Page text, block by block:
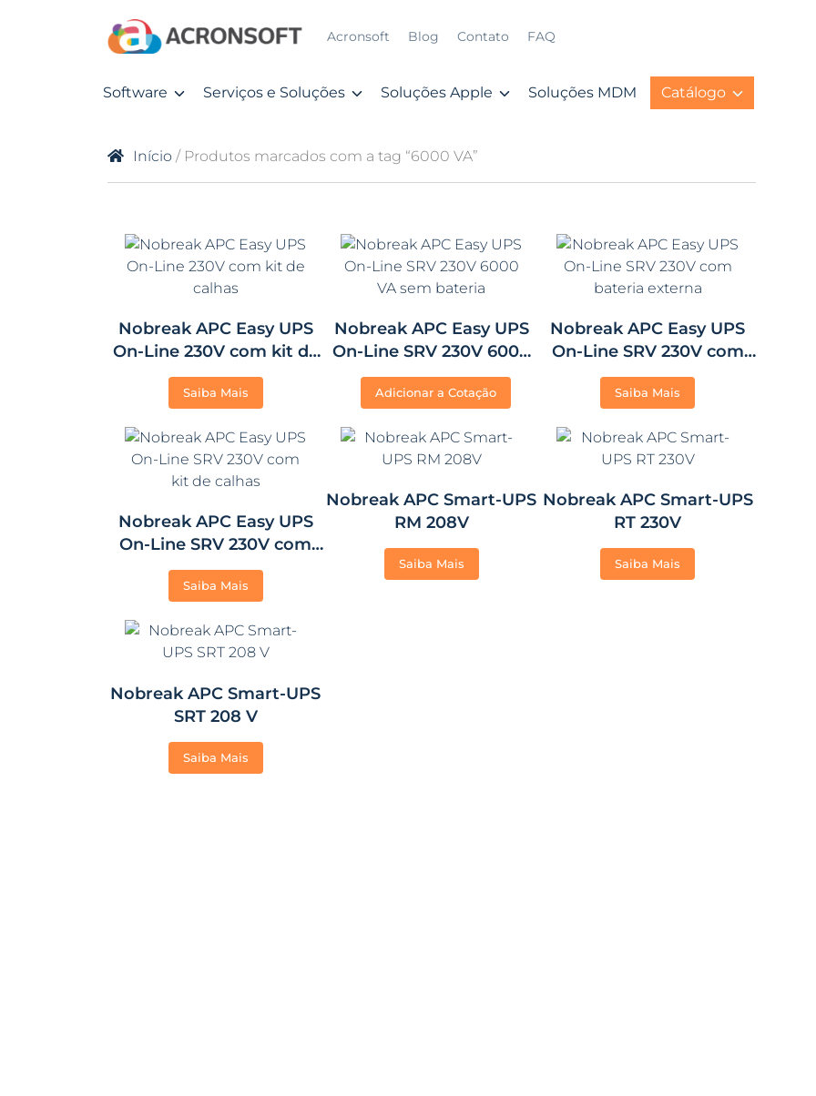
Acronsoft Blog Contato FAQ
Software Serviços e Soluções Soluções Apple Soluções MDM Catálogo
Início / Produtos marcados com a tag “6000 VA”
Nobreak APC Easy UPS
On-Line 230V com kit de
calhas
Saiba Mais
Nobreak APC Easy UPS
On-Line SRV 230V 6000
VA sem bateria
Adicionar a Cotação
Nobreak APC Easy UPS
On-Line SRV 230V com
bateria externa
Saiba Mais
Nobreak APC Easy UPS
On-Line SRV 230V com
kit de calhas
Saiba Mais
Nobreak APC Smart-UPS
RM 208V
Saiba Mais
Nobreak APC Smart-UPS
RT 230V
Saiba Mais
Nobreak APC Smart-UPS
SRT 208 V
Saiba Mais